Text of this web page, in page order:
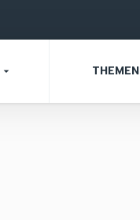
arrow_drop_down THEMEN